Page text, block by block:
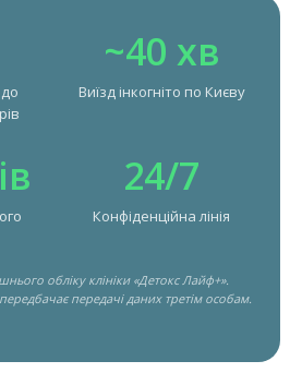
~40 хв
Виїзд інкогніто по Києву
24/7
Конфіденційна лінія
обліку клініки «Детокс Лайф+».
передачі даних третім особам.